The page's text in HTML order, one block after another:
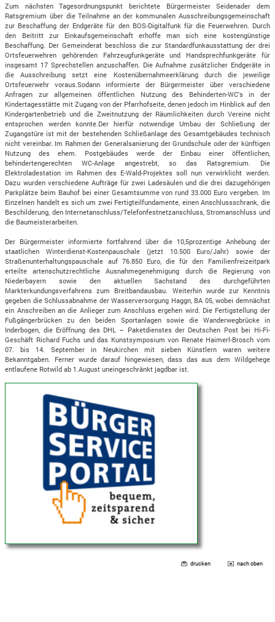
Zum nächsten Tagesordnungspunkt berichtete Bürgermeister Seidenader dem
Ratsgremium über die Teilnahme an der kommunalen Ausschreibungsgemeinschaft
zur Beschaffung der Endgeräte für den BOS-Digitalfunk für die Feuerwehren. Durch
den Beitritt zur Einkaufsgemeinschaft erhoffe man sich eine kostengünstige
Beschaffung. Der Gemeinderat beschloss die zur Standardfunkausstattung der drei
Ortsfeuerwehren gehörenden Fahrzeugfunkgeräte und Handsprechfunkgeräte für
insgesamt 17 Sprechstellen anzuschaffen. Die Aufnahme zusätzlicher Endgeräte in
die Ausschreibung setzt eine Kostenübernahmeerklärung durch die jeweilige
Ortsfeuerwehr voraus.Sodann informierte der Bürgermeister über verschiedene
Anfragen zur allgemeinen öffentlichen Nutzung des Behinderten-WC's in der
Kindertagesstätte mit Zugang von der Pfarrhofseite, denen jedoch im Hinblick auf den
Kindergartenbetrieb und die Zweitnutzung der Räumlichkeiten durch Vereine nicht
entsprochen werden konnte.Der hierfür notwendige Umbau der Schließung der
Zugangstüre ist mit der bestehenden Schließanlage des Gesamtgebäudes technisch
nicht vereinbar. Im Rahmen der Generalsanierung der Grundschule oder der künftigen
Nutzung des ehem. Postgebäudes werde der Einbau einer öffentlichen,
behindertengerechten WC-Anlage angestrebt, so das Ratsgremium. Die
Elektroladestation im Rahmen des E-Wald-Projektes soll nun verwirklicht werden.
Dazu wurden verschiedene Aufträge für zwei Ladesäulen und die drei dazugehörigen
Parkplätze beim Bauhof bei einer Gesamtsumme von rund 33.000 Euro vergeben. Im
Einzelnen handelt es sich um zwei Fertigteilfundamente, einen Anschlussschrank, die
Beschilderung, den Internetanschluss/Telefonfestnetzanschluss, Stromanschluss und
die Baumeisterarbeiten.
Der Bürgermeister informierte fortfahrend über die 10,5prozentige Anhebung der
staatlichen Winterdienst-Kostenpauschale (jetzt 10.500 Euro/Jahr) sowie der
Straßenunterhaltungspauschale auf 76.850 Euro, die für den Familienfreizeitpark
erteilte artenschutzrechtliche Ausnahmegenehmigung durch die Regierung von
Niederbayern sowie den aktuellen Sachstand des durchgeführten
Markterkundungsverfahrens zum Breitbandausbau. Weiterhin wurde zur Kenntnis
gegeben die Schlussabnahme der Wasserversorgung Haggn, BA 05, wobei demnächst
ein Anschreiben an die Anlieger zum Anschluss ergehen wird. Die Fertigstellung der
Fußgängerbrücken zu den beiden Sportanlagen sowie die Wanderwegbrücke in
Inderbogen, die Eröffnung des DHL – Paketdienstes der Deutschen Post bei Hi-Fi-
Geschäft Richard Fuchs und das Kunstsymposium von Renate Haimerl-Brosch vom
07. bis 14. September in Neukirchen mit sieben Künstlern waren weitere
Bekanntgaben. Ferner wurde darauf hingewiesen, dass das aus dem Wildgehege
entlaufene Rotwild ab 1.August uneingeschränkt jagdbar ist.
drucken nach oben